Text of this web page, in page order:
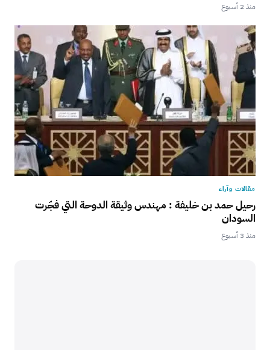
منذ 2 أسبوع
مقالات وآراء
رحيل حمد بن خليفة : مهندس وثيقة الدوحة التي فجّرت
السودان
منذ 3 أسبوع